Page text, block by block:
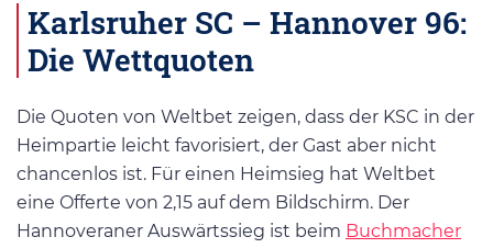
Karlsruher SC – Hannover 96:
Die Wettquoten
Die Quoten von Weltbet zeigen, dass der KSC in der
Heimpartie leicht favorisiert, der Gast aber nicht
chancenlos ist. Für einen Heimsieg hat Weltbet
eine Offerte von 2,15 auf dem Bildschirm. Der
Hannoveraner Auswärtssieg ist beim Buchmacher